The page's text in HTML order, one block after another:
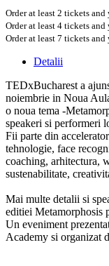
Order at least 2 tickets
Order at least 4 tickets
Order at least 7 tickets
Detalii
TEDxBucharest a
noiembrie in Noua
o noua tema -
speakeri si performeri
Fii parte din
tehnologie, face
coaching, arhitectura,
sustenabilitate,
Mai multe detalii si
editiei Metamorphosis
Un eveniment
Academy si organizat